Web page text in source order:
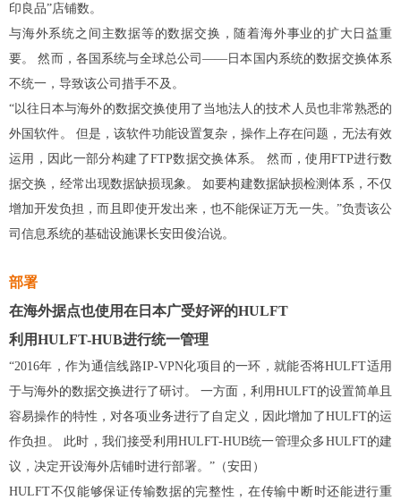
印良品”店铺数。
与海外系统之间主数据等的数据交换，随着海外事业的扩大日益重
要。 然而，各国系统与全球总公司——日本国内系统的数据交换体系
不统一，导致该公司措手不及。
“以往日本与海外的数据交换使用了当地法人的技术人员也非常熟悉的
外国软件。 但是，该软件功能设置复杂，操作上存在问题，无法有效
运用，因此一部分构建了FTP数据交换体系。 然而，使用FTP进行数
据交换，经常出现数据缺损现象。 如要构建数据缺损检测体系，不仅
增加开发负担，而且即使开发出来，也不能保证万无一失。”负责该公
司信息系统的基础设施课长安田俊治说。
部署
在海外据点也使用在日本广受好评的HULFT
利用HULFT-HUB进行统一管理
“2016年，作为通信线路IP-VPN化项目的一环，就能否将HULFT适用
于与海外的数据交换进行了研讨。 一方面，利用HULFT的设置简单且
容易操作的特性，对各项业务进行了自定义，因此增加了HULFT的运
作负担。 此时，我们接受利用HULFT-HUB统一管理众多HULFT的建
议，决定开设海外店铺时进行部署。”（安田）
HULFT不仅能够保证传输数据的完整性，在传输中断时还能进行重